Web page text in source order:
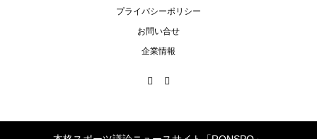
プライバシーポリシー
お問い合せ
企業情報